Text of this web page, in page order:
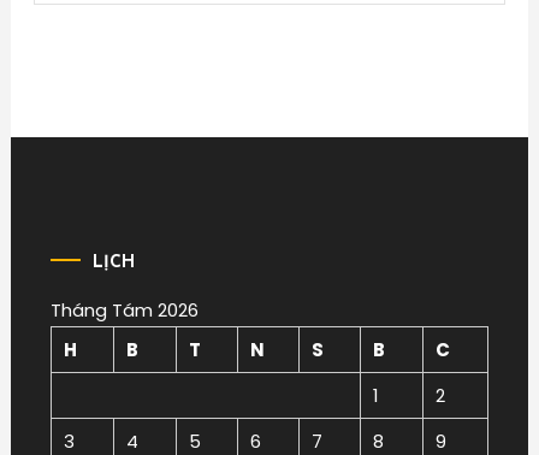
LỊCH
Tháng Tám 2026
H
B T N S B
C
1
2
3
4 5 6 7 8
9